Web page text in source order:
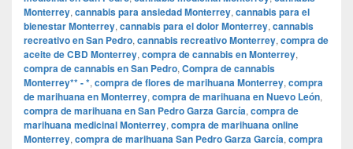
Monterrey, cannabis para ansiedad Monterrey, cannabis para el
bienestar Monterrey, cannabis para el dolor Monterrey, cannabis
recreativo en San Pedro, cannabis recreativo Monterrey, compra de
aceite de CBD Monterrey, compra de cannabis en Monterrey,
compra de cannabis en San Pedro, Compra de cannabis
Monterrey** - *, compra de flores de marihuana Monterrey, compra
de marihuana en Monterrey, compra de marihuana en Nuevo León,
compra de marihuana en San Pedro Garza García, compra de
marihuana medicinal Monterrey, compra de marihuana online
Monterrey, compra de marihuana San Pedro Garza García, compra